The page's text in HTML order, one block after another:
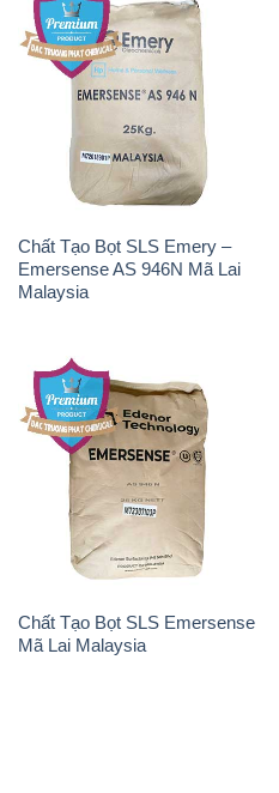
Chất Tạo Bọt SLS Emery –
Emersense AS 946N Mã Lai
Malaysia
Chất Tạo Bọt SLS Emersense
Mã Lai Malaysia